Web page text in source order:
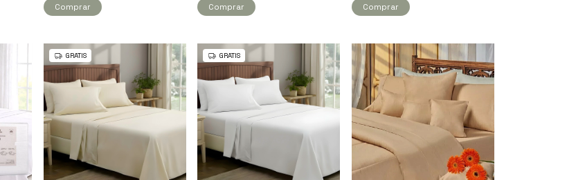
Comprar Comprar Comprar
GRATIS GRATIS